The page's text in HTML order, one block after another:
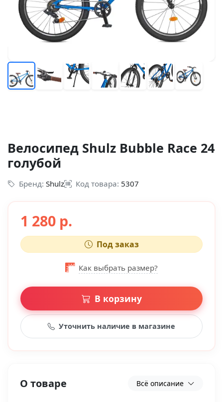
Велосипед Shulz Bubble Race 24
голубой
Бренд: Shulz Код товара: 5307
О товаре Всё описание
1 280 р.
Под заказ
Как выбрать размер?
В корзину
Уточнить наличие в магазине